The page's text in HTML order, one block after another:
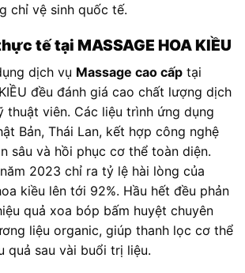
chỉ vệ sinh quốc tế.
tế tại MASSAGE HOA KIỀU
dịch vụ Massage cao cấp tại
đều đánh giá cao chất lượng dịch
thuật viên. Các liệu trình ứng dụng
Bản, Thái Lan, kết hợp công nghệ
sâu và hồi phục cơ thể toàn diện.
2023 chỉ ra tỷ lệ hài lòng của
kiều lên tới 92%. Hầu hết đều phản
quả xoa bóp bấm huyệt chuyên
liệu organic, giúp thanh lọc cơ thể
quả sau vài buổi trị liệu.